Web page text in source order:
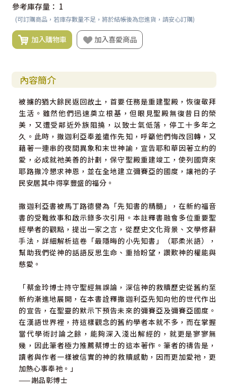
參考庫存量： 1
(可訂購商品，若庫存數量不足，將於結帳後為您進貨，請安心訂購)
加入購物車 加入喜愛商品
內容簡介
被擄的猶大餘民返回故土，首要任務是重建聖殿，恢復敬拜
生活。雖然他們迅速奠立根基，但眼見聖殿無復昔日的榮
美，又遭受鄰近外族阻撓，以致士氣低落，停工十多年之
久。此時，撒迦利亞奉差遣作先知，呼籲他們悔改回轉，又
藉著一連串的夜間異象和末世神諭，宣告耶和華因著立約的
愛，必成就祂美善的計劃，保守聖殿重建竣工，使列國齊來
耶路撒冷懇求神恩，並在全地建立彌賽亞的國度，讓祂的子
民安居其中得享豐盛的福分。
撒迦利亞書被馬丁路德譽為「先知書的精髓」，在新約福音
書的受難敘事和啟示錄多次引用。本註釋書融會多位重要聖
經學者的觀點，提出一家之言，從歷史文化背景、文學修辭
手法，詳細解析這卷「最隱晦的小先知書」（耶柔米語），
幫助我們從神的話語反思生命、重拾盼望，讚歎神的權能與
慈愛。
「蔡金玲博士持守聖經無誤論，深信神的救贖歷史從舊約至
新約漸進地展開，在本書詮釋撒迦利亞先知向他的世代作出
的宣告，在聖靈的默示下預告未來的彌賽亞及彌賽亞國度。
在漢語世界裡，持這樣觀念的舊約學者本就不多，而在掌握
當代學術討論之餘，能夠深入淺出解經的，就更是寥寥無
幾，因此筆者極力推薦蔡博士的這本著作。筆者的禱告是，
讀者與作者一樣被信實的神的救贖感動，因而更加愛祂，更
加熱心事奉祂。」
——謝品彰博士